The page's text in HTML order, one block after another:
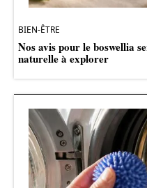
BIEN-ÊTRE
Nos avis pour le boswellia
naturelle à explorer